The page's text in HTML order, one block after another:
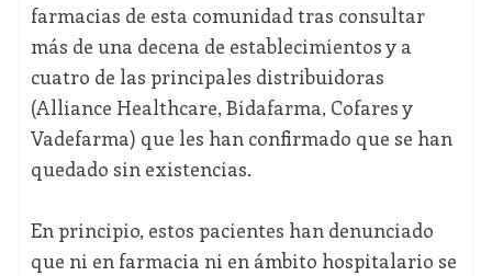
farmacias de esta comunidad tras consultar
más de una decena de establecimientos y a
cuatro de las principales distribuidoras
(Alliance Healthcare, Bidafarma, Cofares y
Vadefarma) que les han confirmado que se han
quedado sin existencias.
En principio, estos pacientes han denunciado
que ni en farmacia ni en ámbito hospitalario se